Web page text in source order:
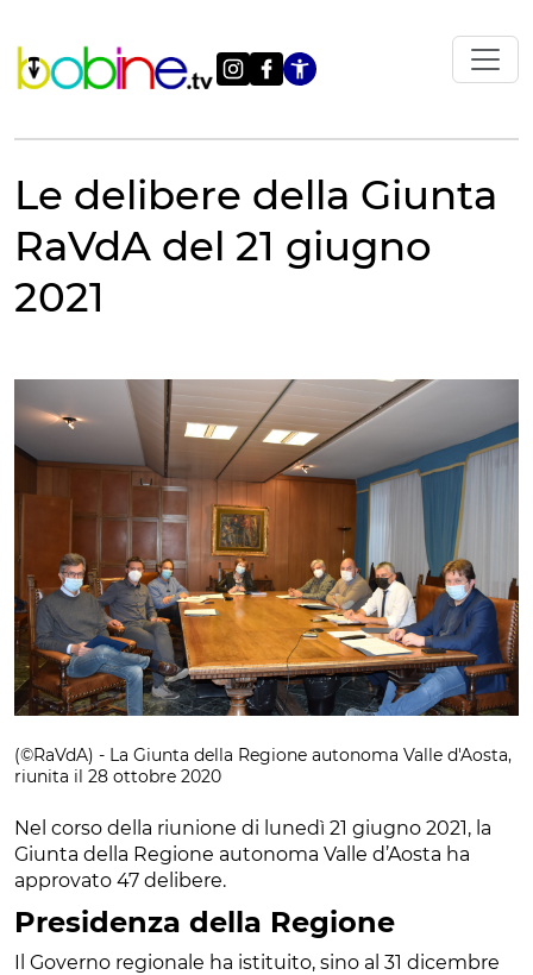
contenuto
Apri le
Le delibere della Giunta
RaVdA del 21 giugno
2021
(©RaVdA) - La Giunta della Regione autonoma Valle d'Aosta,
riunita il 28 ottobre 2020
Nel corso della riunione di lunedì 21 giugno 2021, la
Giunta della Regione autonoma Valle d’Aosta ha
approvato 47 delibere.
Presidenza della Regione
Il Governo regionale ha istituito, sino al 31 dicembre